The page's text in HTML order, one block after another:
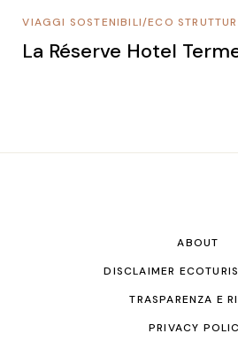
ECO
/
VIAGGI SOSTENIBILI
La Réserve Hotel
ABOUT
DISCLAIMER
TRASPARENZA E
PRIVACY